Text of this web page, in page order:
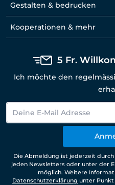
Gestalten & bedrucken
Kooperationen & mehr
5 Fr.
Ich möchte den
Die Abmeldung ist jederzeit
jeden Newsletters oder unter der
möglich. Weitere
Datenschutzerklärung unter Punkt